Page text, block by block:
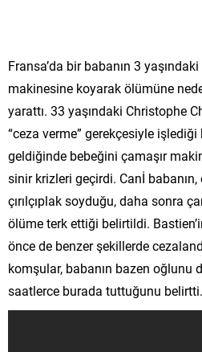
Fransa’da bir babanın 3
makinesine koyarak ölümüne
yarattı. 33 yaşındaki Christophe
“ceza verme” gerekçesiyle
geldiğinde bebeğini çamaşır
sinir krizleri geçirdi. Canİ babanın,
çırılçıplak soyduğu, daha sonra
ölüme terk ettiği belirtildi.
önce de benzer şekillerde
komşular, babanın bazen oğlunu
saatlerce burada tuttuğunu belirtti.